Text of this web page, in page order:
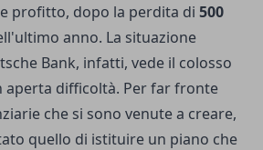
profitto, dopo la perdita di 500
anno. La situazione
Bank, infatti, vede il colosso
aperta difficoltà. Per far fronte
che si sono venute a creare,
quello di istituire un piano che